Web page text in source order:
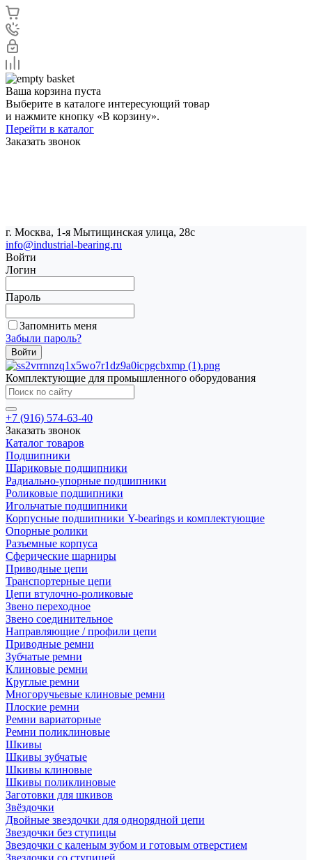
Ваша корзина пуста
Выберите в каталоге интересующий товар
и нажмите кнопку «В корзину».
Перейти в каталог
Заказать звонок
г. Москва, 1-я Мытищинская улица, 28с
info@industrial-bearing.ru
Войти
Логин
Пароль
Запомнить меня
Забыли пароль?
Комплектующие для промышленного оборудования
+7 (916) 574-63-40
Заказать звонок
Каталог товаров
Подшипники
Шариковые подшипники
Радиально-упорные подшипники
Роликовые подшипники
Игольчатые подшипники
Корпусные подшипники Y-bearings и комплектующие
Опорные ролики
Разъемные корпуса
Сферические шарниры
Приводные цепи
Транспортерные цепи
Цепи втулочно-роликовые
Звено переходное
Звено соединительное
Направляющие / профили цепи
Приводные ремни
Зубчатые ремни
Клиновые ремни
Круглые ремни
Многоручьевые клиновые ремни
Плоские ремни
Ремни вариаторные
Ремни поликлиновые
Шкивы
Шкивы зубчатые
Шкивы клиновые
Шкивы поликлиновые
Заготовки для шкивов
Звёздочки
Двойные звездочки для однорядной цепи
Звездочки без ступицы
Звездочки с каленым зубом и готовым отверстием
Звездочки со ступицей